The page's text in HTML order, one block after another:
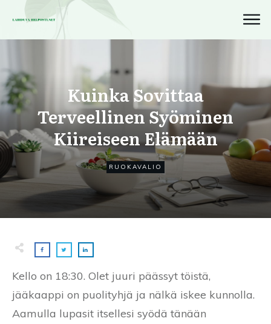
Kuinka Sovittaa
Terveellinen Syöminen
Kiireiseen Elämään
RUOKAVALIO
Kello on 18:30. Olet juuri päässyt töistä,
jääkaappi on puolityhjä ja nälkä iskee kunnolla.
Aamulla lupasit itsellesi syödä tänään